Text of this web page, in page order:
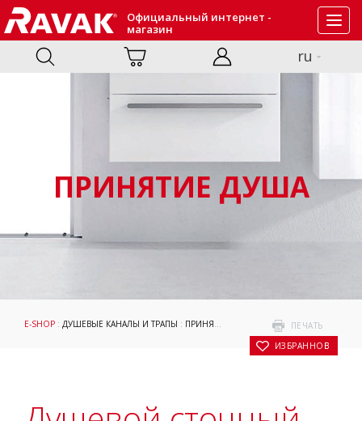
Официальный интернет -
магазин
ru
ПРИНЯТИЕ ДУША
ПЕЧАТЬ
В ИЗБРАННОЕ
E-SHOP : ДУШЕВЫЕ КАНАЛЫ И ТРАПЫ : ПРИНЯТИЕ ДУША : ДУШЕВОЙ СТОЧНЫЙ